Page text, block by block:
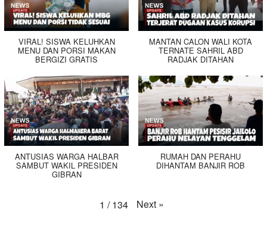
VIRAL! SISWA KELUHKAN
MENU DAN PORSI MAKAN
BERGIZI GRATIS
MANTAN CALON WALI KOTA
TERNATE SAHRIL ABD
RADJAK DITAHAN
ANTUSIAS WARGA HALBAR
SAMBUT WAKIL PRESIDEN
GIBRAN
RUMAH DAN PERAHU
DIHANTAM BANJIR ROB
1 / 134 Next »